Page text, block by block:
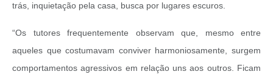
trás, inquietação pela casa, busca por lugares escuros.
“Os tutores frequentemente observam que, mesmo entre
aqueles que costumavam conviver harmoniosamente, surgem
comportamentos agressivos em relação uns aos outros. Ficam